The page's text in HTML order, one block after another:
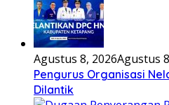
Agustus 8, 2026Agustus
Pengurus Organisasi
Dilantik